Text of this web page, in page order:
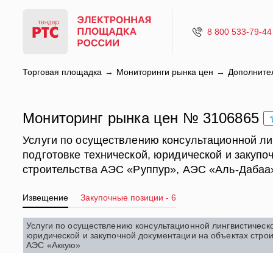
8 800 533-79-44
Торговая площадка Мониторинги рынка цен
Мониторинг рынка цен № 3106865
Услуги по осуществлению консультационной
подготовке технической, юридической и
строительства АЭС «Руппур», АЭС «Аль-
Извещение Закупочные позиции - 6
Услуги по осуществлению консультационной
юридической и закупочной документации на объектах
АЭС «Аккую»